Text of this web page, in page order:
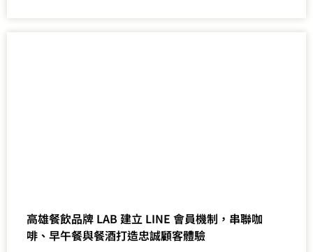
高雄餐飲品牌 LAB 建立 LINE 會員機制，串聯咖
啡、早午餐與餐酒打造忠誠顧客體驗